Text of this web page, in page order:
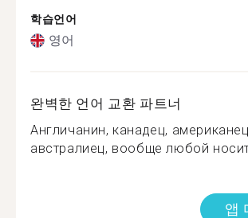
학습언어
영어
완벽한 언어 교환 파트너
Англичанин, канадец,
австралиец, вообще любой
앱